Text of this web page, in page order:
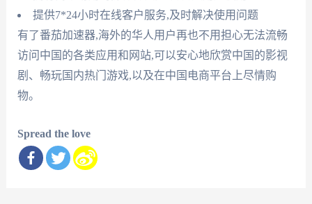
提供7*24小时在线客户服务,及时解决使用问题
有了番茄加速器,海外的华人用户再也不用担心无法流畅
访问中国的各类应用和网站,可以安心地欣赏中国的影视
剧、畅玩国内热门游戏,以及在中国电商平台上尽情购
物。
Spread the love